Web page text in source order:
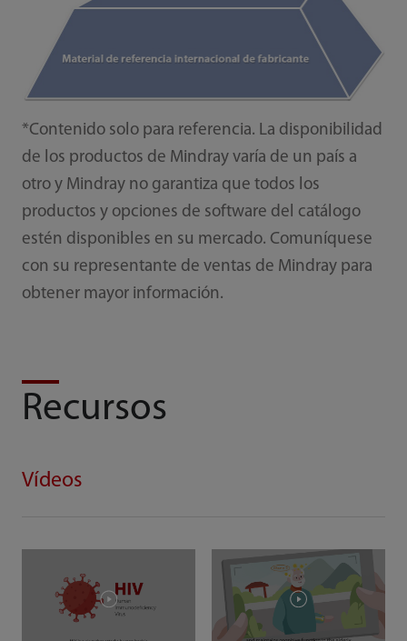
*Contenido solo para referencia. La disponibilidad
de los productos de Mindray varía de un país a
otro y Mindray no garantiza que todos los
productos y opciones de software del catálogo
estén disponibles en su mercado. Comuníquese
con su representante de ventas de Mindray para
obtener mayor información.
Recursos
Vídeos